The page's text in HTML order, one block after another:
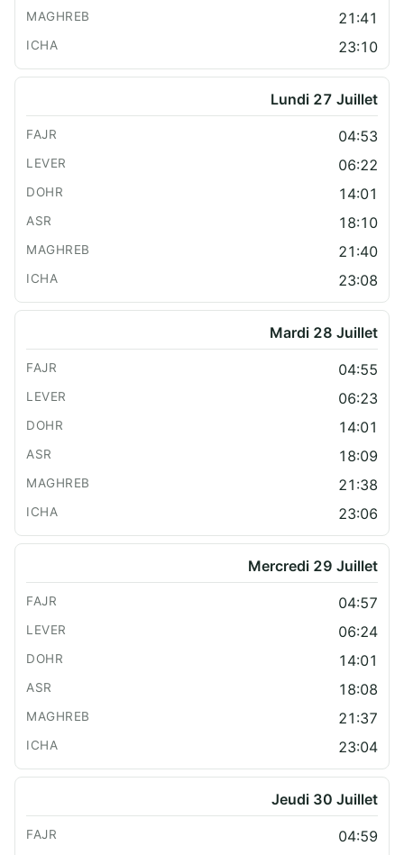
21:41
23:10
Lundi 27 Juillet
04:53
06:22
14:01
18:10
21:40
23:08
Mardi 28 Juillet
04:55
06:23
14:01
18:09
21:38
23:06
Mercredi 29 Juillet
04:57
06:24
14:01
18:08
21:37
23:04
Jeudi 30 Juillet
04:59